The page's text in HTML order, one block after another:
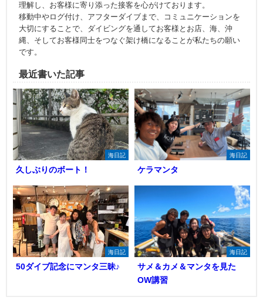
理解し、お客様に寄り添った接客を心がけております。
移動中やログ付け、アフターダイブまで、コミュニケーションを
大切にすることで、ダイビングを通してお客様とお店、海、沖
縄、そしてお客様同士をつなぐ架け橋になることが私たちの願い
です。
最近書いた記事
海日記
久しぶりのボート！
海日記
ケラマンタ
海日記
50ダイブ記念にマンタ三昧♪
海日記
サメ＆カメ＆マンタを見た
OW講習